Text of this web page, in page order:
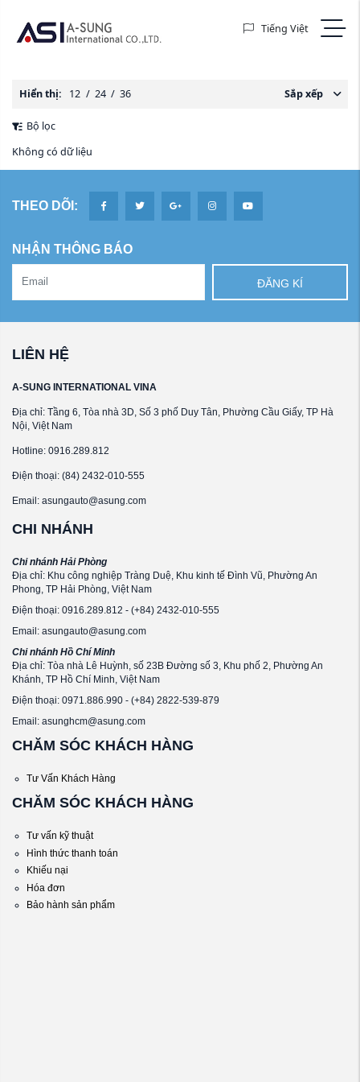
Tiếng Việt
Hiển thị: 12 / 24 / 36 Sắp xếp
Bộ lọc
Không có dữ liệu
THEO DÕI:
NHẬN THÔNG BÁO
ĐĂNG KÍ
LIÊN HỆ
A-SUNG INTERNATIONAL VINA
Địa chỉ: Tầng 6, Tòa nhà 3D, Số 3 phố Duy Tân, Phường Cầu Giấy, TP Hà
Nội, Việt Nam
Hotline: 0916.289.812
Điện thoại: (84) 2432-010-555
Email: asungauto@asung.com
CHI NHÁNH
Chi nhánh Hải Phòng
Địa chỉ: Khu công nghiệp Tràng Duệ, Khu kinh tế Đình Vũ, Phường An
Phong, TP Hải Phòng, Việt Nam
Điện thoại: 0916.289.812 - (+84) 2432-010-555
Email: asungauto@asung.com
Chi nhánh Hồ Chí Minh
Địa chỉ: Tòa nhà Lê Huỳnh, số 23B Đường số 3, Khu phố 2, Phường An
Khánh, TP Hồ Chí Minh, Việt Nam
Điện thoại: 0971.886.990 - (+84) 2822-539-879
Email: asunghcm@asung.com
CHĂM SÓC KHÁCH HÀNG
Tư Vấn Khách Hàng
CHĂM SÓC KHÁCH HÀNG
Tư vấn kỹ thuật
Hình thức thanh toán
Khiếu nại
Hóa đơn
Bảo hành sản phẩm